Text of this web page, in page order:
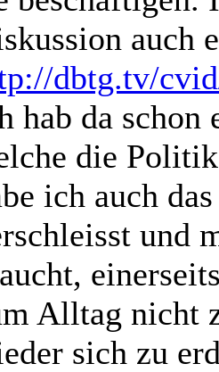
auch
dbtg.tv/
hab da schon
die
ich auch
und
Alltag nicht
sich zu